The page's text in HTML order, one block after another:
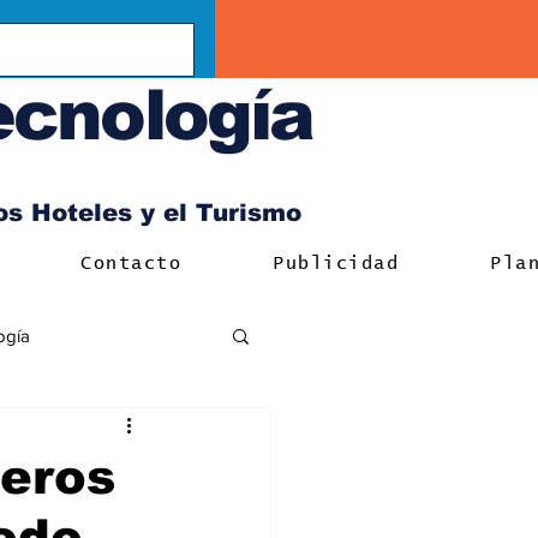
Hoteles y el Turismo
Contacto Publicidad